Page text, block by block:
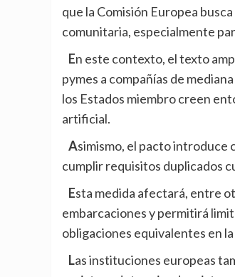
que la Comisión Europea
comunitaria, especialmente
En este contexto, el texto amplía algunas de las exenciones regulatorias previstas inicialmente para
pymes a compañías de
los Estados miembro creen
artificial.
Asimismo, el pacto introduce cambios para evitar que determinados productos industriales tengan que
cumplir requisitos duplicados
Esta medida afectará, entre otros, a dispositivos médicos, juguetes, ascensores, maquinaria o
embarcaciones y permitirá
obligaciones equivalentes en
Las instituciones europeas también han acordado mantener la obligación de que las empresas